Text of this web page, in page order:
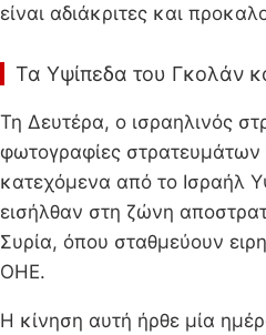
είναι αδιάκριτες και
Τα Υψίπεδα του Γκολάν
Τη Δευτέρα, ο ισραηλινός
φωτογραφίες στρατευμάτων
κατεχόμενα από το Ισραήλ
εισήλθαν στη ζώνη
Συρία, όπου σταθμεύουν
ΟΗΕ.
Η κίνηση αυτή ήρθε μία